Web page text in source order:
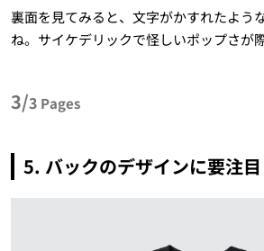
裏面を見てみると、文字がかすれたよう
ね。サイケデリックで怪しいポップさが
3/3 Pages
5. バックのデザインに要注目